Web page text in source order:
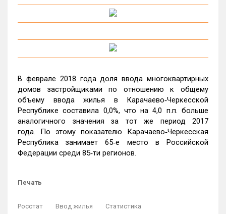
В феврале 2018 года доля ввода многоквартирных
домов застройщиками по отношению к общему
объему ввода жилья в Карачаево‑Черкесской
Республике составила 0,0%, что на 4,0 п.п. больше
аналогичного значения за тот же период 2017
года. По этому показателю Карачаево‑Черкесская
Республика занимает 65‑е место в Российской
Федерации среди 85‑ти регионов.
Печать
Росстат Ввод жилья Статистика